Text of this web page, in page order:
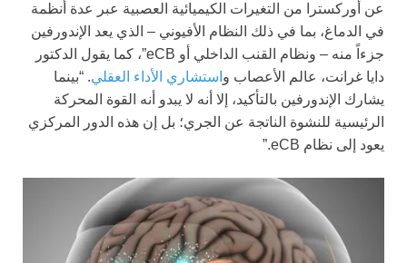
عن أوركسترا من التغيرات الكيميائية العصبية عبر عدة أنظمة
في الدماغ، بما في ذلك النظام الأفيوني – الذي يعد الإندورفين
جزءاً منه – ونظام القنب الداخلي أو eCB”، كما يقول الدكتور
دايا غرانت، عالم الأعصاب و استشاري الأداء العقلي. “بينما
يشارك الإندورفين بالتأكيد، إلا أنه لا يبدو أنه القوة المحركة
الرئيسية للنشوة الناتجة عن الجري؛ بل إن هذه الدور المركزي
يعود إلى نظام eCB.”